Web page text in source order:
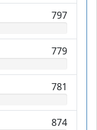
797
779
781
874